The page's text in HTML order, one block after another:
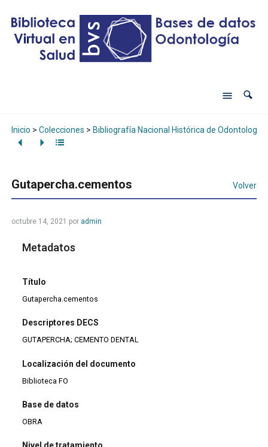
Inicio > Colecciones > Bibliografía Nacional Histórica de Odontología
Gutapercha.cementos Volver
octubre 14, 2021 por admin
Metadatos
Título
Gutapercha.cementos
Descriptores DECS
GUTAPERCHA; CEMENTO DENTAL
Localización del documento
Biblioteca FO
Base de datos
OBRA